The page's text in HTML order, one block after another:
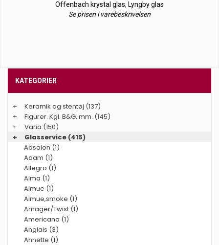
Offenbach krystal glas, Lyngby glas
Se prisen i varebeskrivelsen
KATEGORIER
+ Keramik og stentøj (137)
+
Figurer. Kgl. B&G, mm. (145)
+
Varia (150)
+
Glasservice (415)
Absalon (1)
Adam (1)
Allegro (1)
Alma (1)
Almue (1)
Almue,smoke (1)
Amager/Twist (1)
Americana (1)
Anglais (3)
Annette (1)